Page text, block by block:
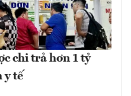
chi trả hơn 1 tỷ
y tế